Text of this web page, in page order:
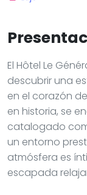
El Hôtel Le
descubrir una
en el corazón
en historia, se
catalogado
un entorno
atmósfera es
escapada